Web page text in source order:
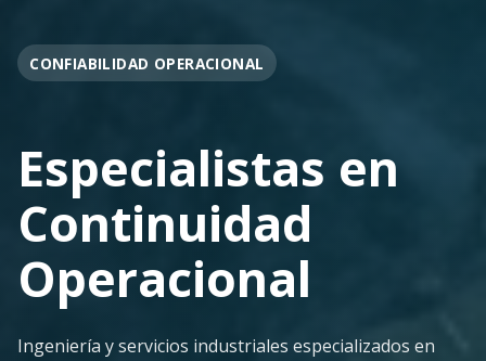
OPERACIÓN EN FAENA
Soporte
Operacional
Continuo
Despliegue ágil en terreno con los más altos